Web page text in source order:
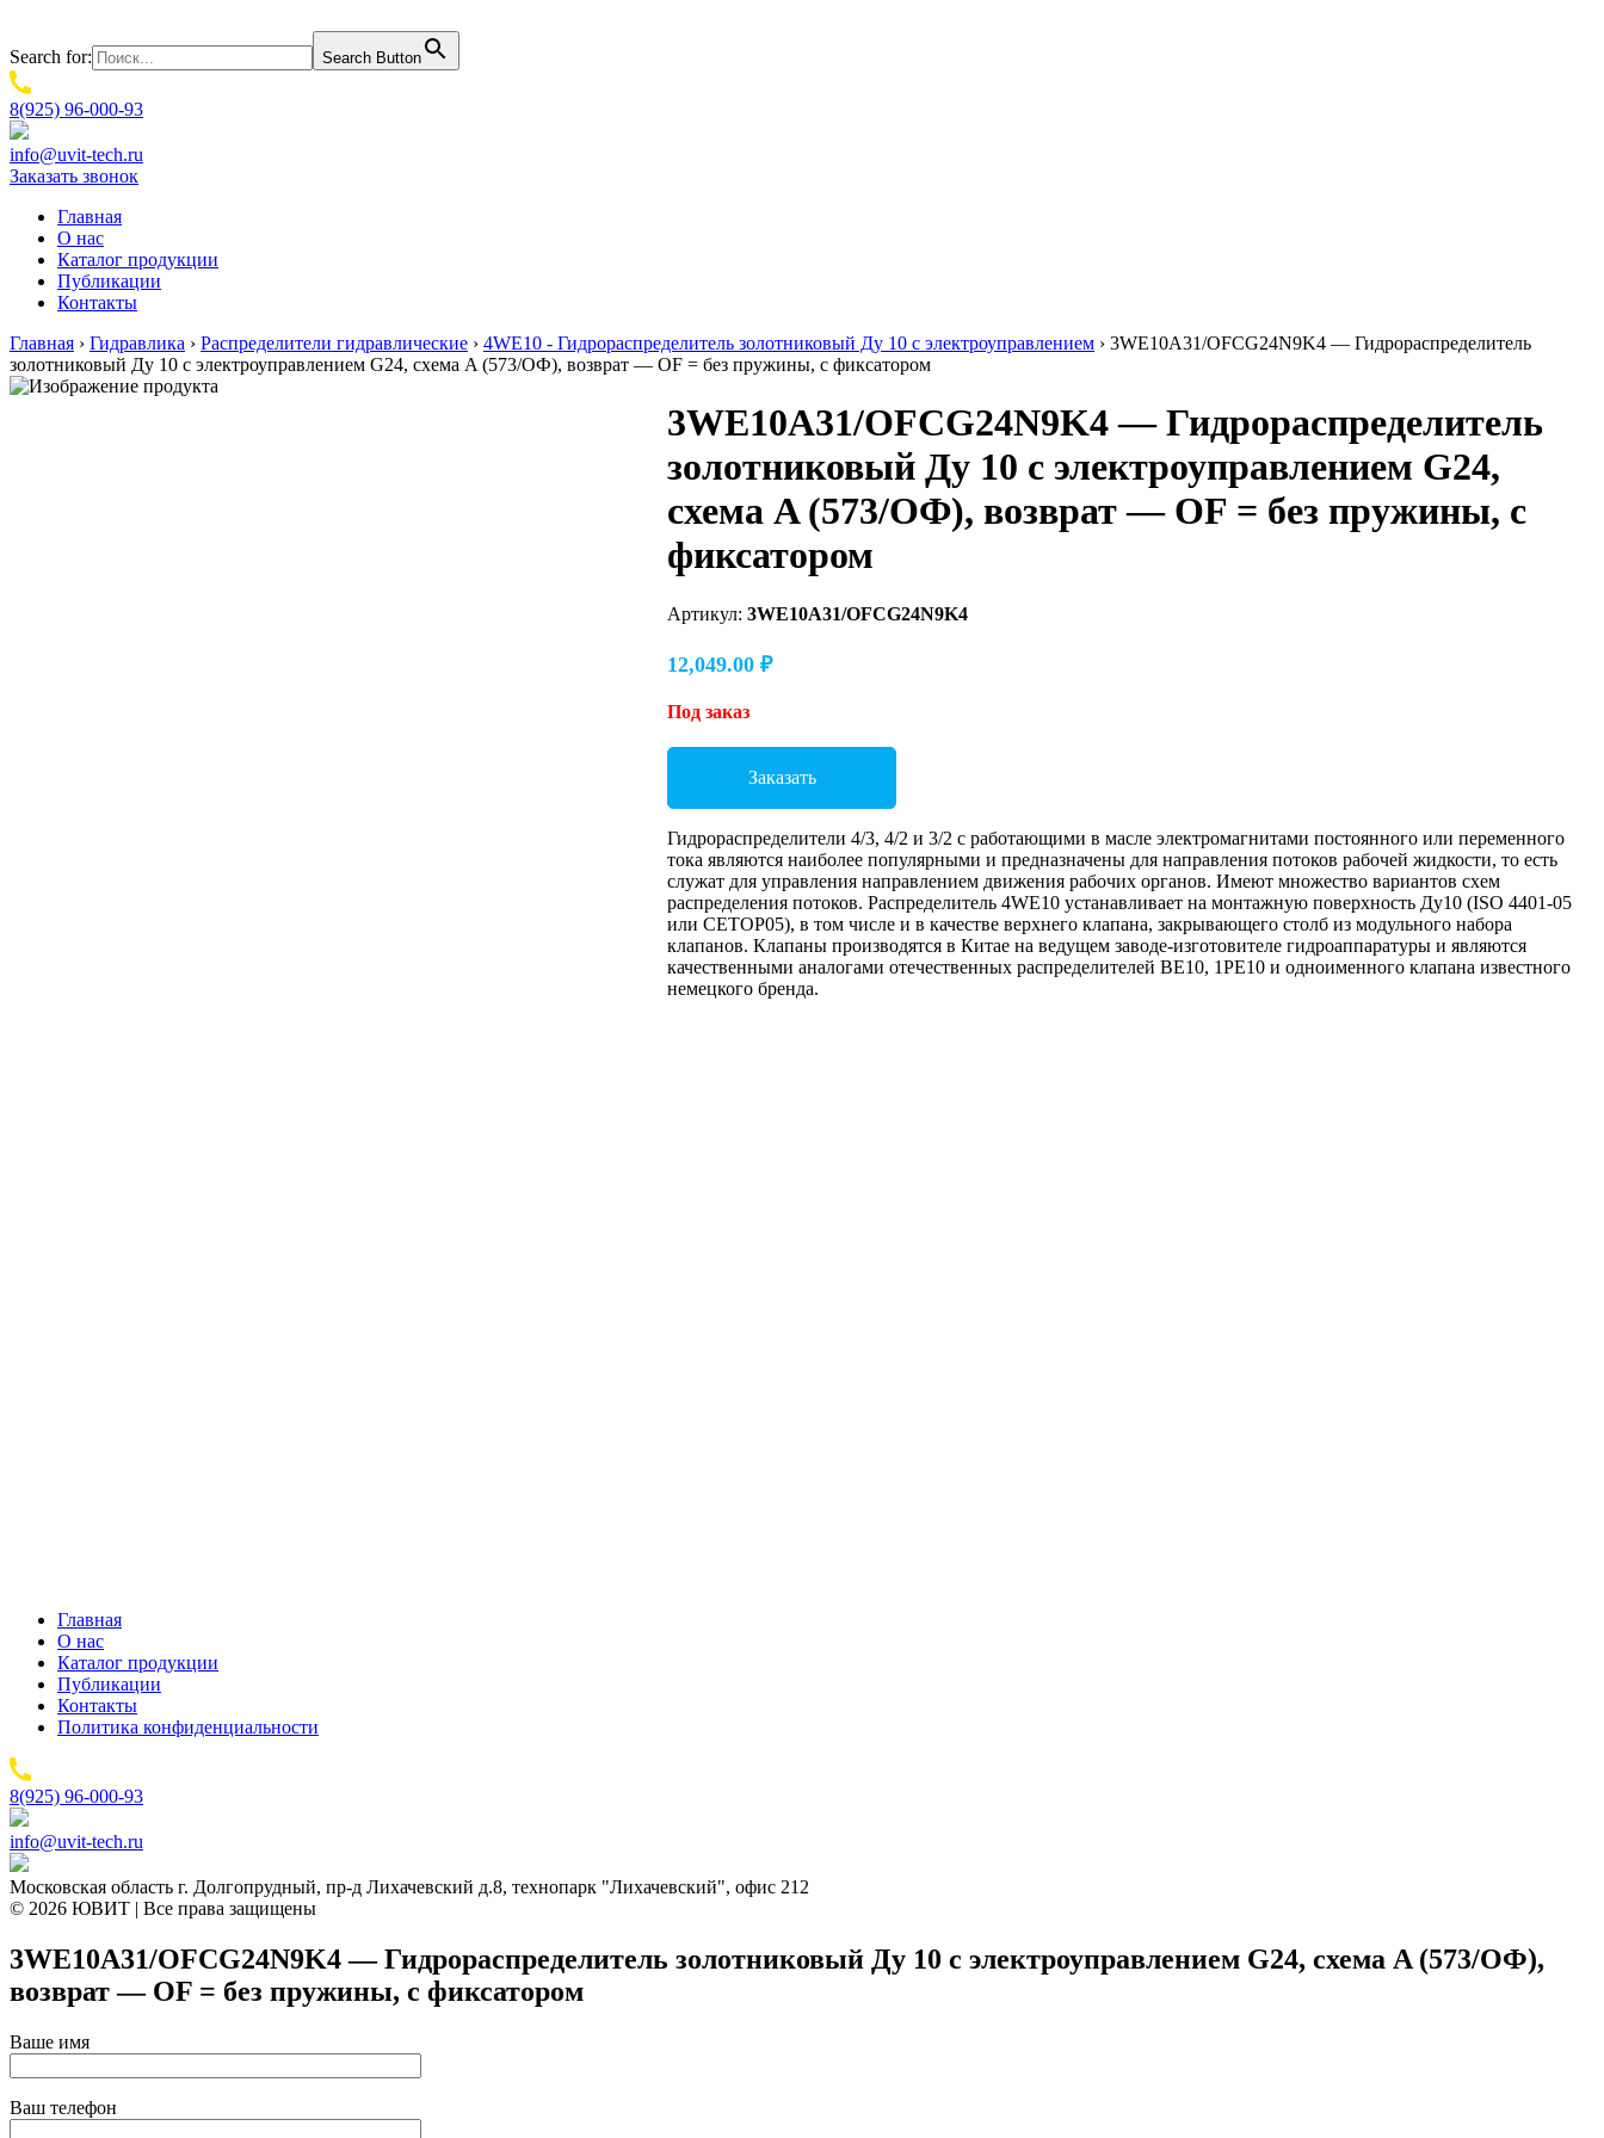
Search for: Search Button
8(925) 96-000-93
info@uvit-tech.ru
Заказать звонок
Главная
О нас
Каталог продукции
Публикации
Контакты
Главная › Гидравлика › Распределители гидравлические › 4WE10 - Гидрораспределитель золотниковый Ду 10 с электроуправлением › 3WE10A31/OFCG24N9K4 — Гидрораспределитель
золотниковый Ду 10 с электроуправлением G24, схема A (573/ОФ), возврат — OF = без пружины, с фиксатором
3WE10A31/OFCG24N9K4 — Гидрораспределитель
золотниковый Ду 10 с электроуправлением G24,
схема A (573/ОФ), возврат — OF = без пружины, с
фиксатором
Артикул:3WE10A31/OFCG24N9K4
12,049.00₽
Под заказ
Заказать
Гидрораспределители 4/3, 4/2 и 3/2 с работающими в масле электромагнитами постоянного или переменного
тока являются наиболее популярными и предназначены для направления потоков рабочей жидкости, то есть
служат для управления направлением движения рабочих органов. Имеют множество вариантов схем
распределения потоков. Распределитель 4WE10 устанавливает на монтажную поверхность Ду10 (ISO 4401-05
или CETOP05), в том числе и в качестве верхнего клапана, закрывающего столб из модульного набора
клапанов. Клапаны производятся в Китае на ведущем заводе-изготовителе гидроаппаратуры и являются
качественными аналогами отечественных распределителей ВЕ10, 1РЕ10 и одноименного клапана известного
немецкого бренда.
Главная
О нас
Каталог продукции
Публикации
Контакты
Политика конфиденциальности
8(925) 96-000-93
info@uvit-tech.ru
Московская область г. Долгопрудный, пр-д Лихачевский д.8, технопарк "Лихачевский", офис 212
© 2026 ЮВИТ | Все права защищены
3WE10A31/OFCG24N9K4 — Гидрораспределитель золотниковый Ду 10 с электроуправлением G24, схема A (573/ОФ),
возврат — OF = без пружины, с фиксатором
Ваше имя
Ваш телефон